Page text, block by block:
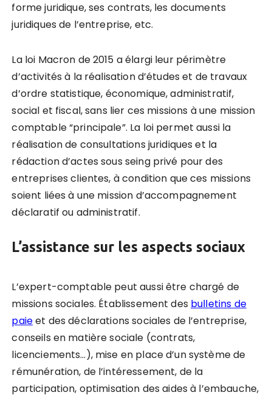
forme juridique, ses contrats, les documents
juridiques de l’entreprise, etc.
La loi Macron de 2015 a élargi leur périmètre
d’activités à la réalisation d’études et de travaux
d’ordre statistique, économique, administratif,
social et fiscal, sans lier ces missions à une mission
comptable “principale”. La loi permet aussi la
réalisation de consultations juridiques et la
rédaction d’actes sous seing privé pour des
entreprises clientes, à condition que ces missions
soient liées à une mission d’accompagnement
déclaratif ou administratif.
L’assistance sur les aspects sociaux
L’expert-comptable peut aussi être chargé de
missions sociales. Établissement des bulletins de
paieet des déclarations sociales de l’entreprise,
conseils en matière sociale (contrats,
licenciements…), mise en place d’un système de
rémunération, de l’intéressement, de la
participation, optimisation des aides à l’embauche,